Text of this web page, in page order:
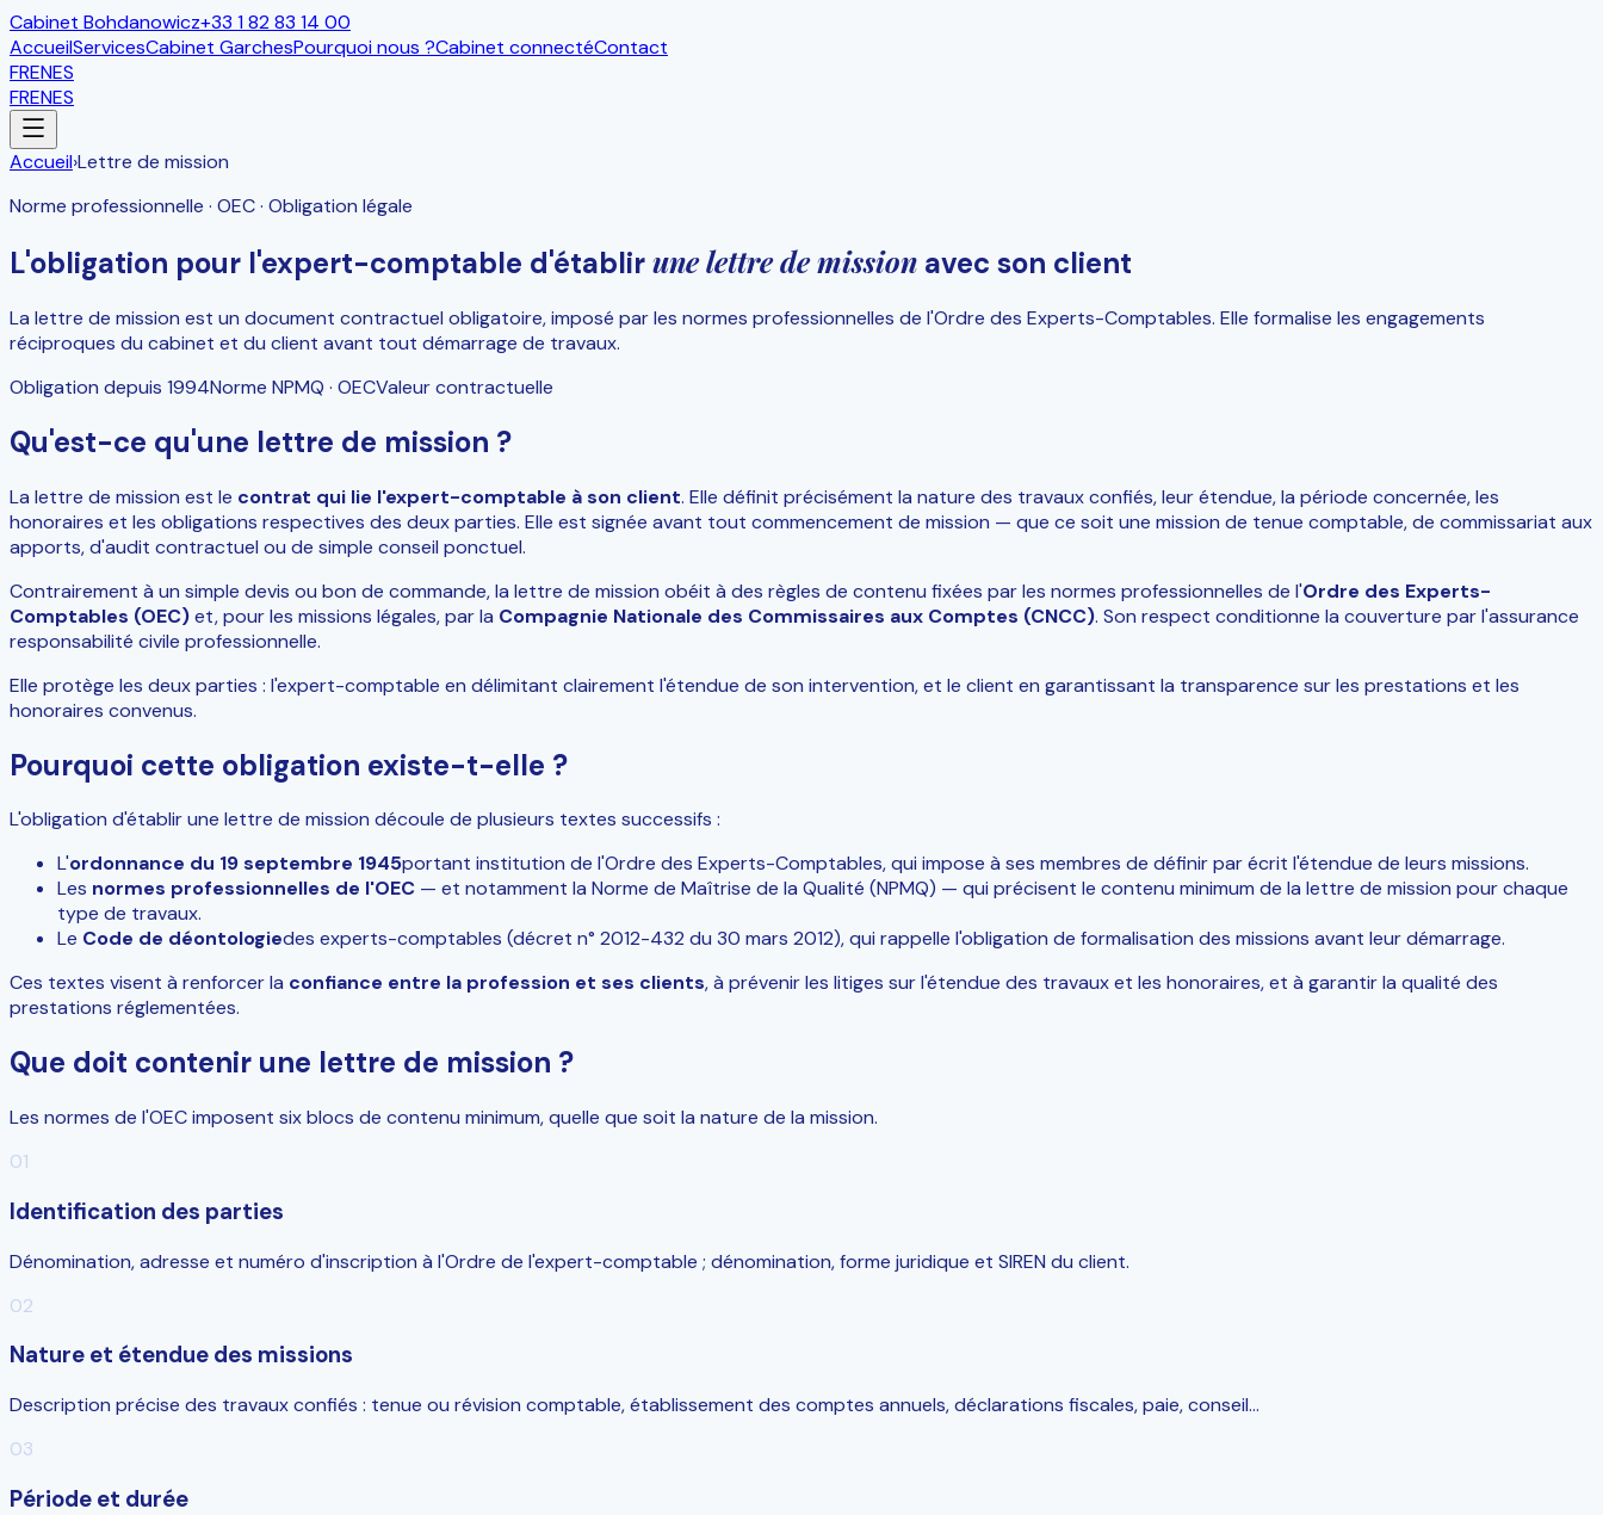
Cabinet Bohdanowicz+33 1 82 83 14 00
AccueilServicesCabinet GarchesPourquoi nous ?Cabinet connectéContact
FRENES
FRENES
Accueil›Lettre de mission
Norme professionnelle · OEC · Obligation légale
L'obligation pour l'expert-comptable d'établirune lettre de mission avec son client
La lettre de mission est un document contractuel obligatoire, imposé par les normes professionnelles de l'Ordre des Experts-Comptables. Elle formalise les engagements
réciproques du cabinet et du client avant tout démarrage de travaux.
Obligation depuis 1994Norme NPMQ · OECValeur contractuelle
Qu'est-ce qu'une lettre de mission ?
La lettre de mission est le contrat qui lie l'expert-comptable à son client. Elle définit précisément la nature des travaux confiés, leur étendue, la période concernée, les
honoraires et les obligations respectives des deux parties. Elle est signée avant tout commencement de mission — que ce soit une mission de tenue comptable, de commissariat aux
apports, d'audit contractuel ou de simple conseil ponctuel.
Contrairement à un simple devis ou bon de commande, la lettre de mission obéit à des règles de contenu fixées par les normes professionnelles de l'Ordre des Experts-
Comptables (OEC)et, pour les missions légales, par la Compagnie Nationale des Commissaires aux Comptes (CNCC). Son respect conditionne la couverture par l'assurance
responsabilité civile professionnelle.
Elle protège les deux parties : l'expert-comptable en délimitant clairement l'étendue de son intervention, et le client en garantissant la transparence sur les prestations et les
honoraires convenus.
Pourquoi cette obligation existe-t-elle ?
L'obligation d'établir une lettre de mission découle de plusieurs textes successifs :
L'ordonnance du 19 septembre 1945portant institution de l'Ordre des Experts-Comptables, qui impose à ses membres de définir par écrit l'étendue de leurs missions.
Les normes professionnelles de l'OEC — et notamment la Norme de Maîtrise de la Qualité (NPMQ) — qui précisent le contenu minimum de la lettre de mission pour chaque
type de travaux.
Le Code de déontologiedes experts-comptables (décret n° 2012-432 du 30 mars 2012), qui rappelle l'obligation de formalisation des missions avant leur démarrage.
Ces textes visent à renforcer la confiance entre la profession et ses clients, à prévenir les litiges sur l'étendue des travaux et les honoraires, et à garantir la qualité des
prestations réglementées.
Que doit contenir une lettre de mission ?
Les normes de l'OEC imposent six blocs de contenu minimum, quelle que soit la nature de la mission.
01
Identification des parties
Dénomination, adresse et numéro d'inscription à l'Ordre de l'expert-comptable ; dénomination, forme juridique et SIREN du client.
02
Nature et étendue des missions
Description précise des travaux confiés : tenue ou révision comptable, établissement des comptes annuels, déclarations fiscales, paie, conseil…
03
Période et durée